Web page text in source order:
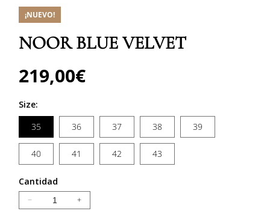
¡NUEVO!
NOOR BLUE VELVET
Precio
habitual
219,00€
Size:
35
36 37 38 39
40 41 42 43
Cantidad
Reducir
Aumentar